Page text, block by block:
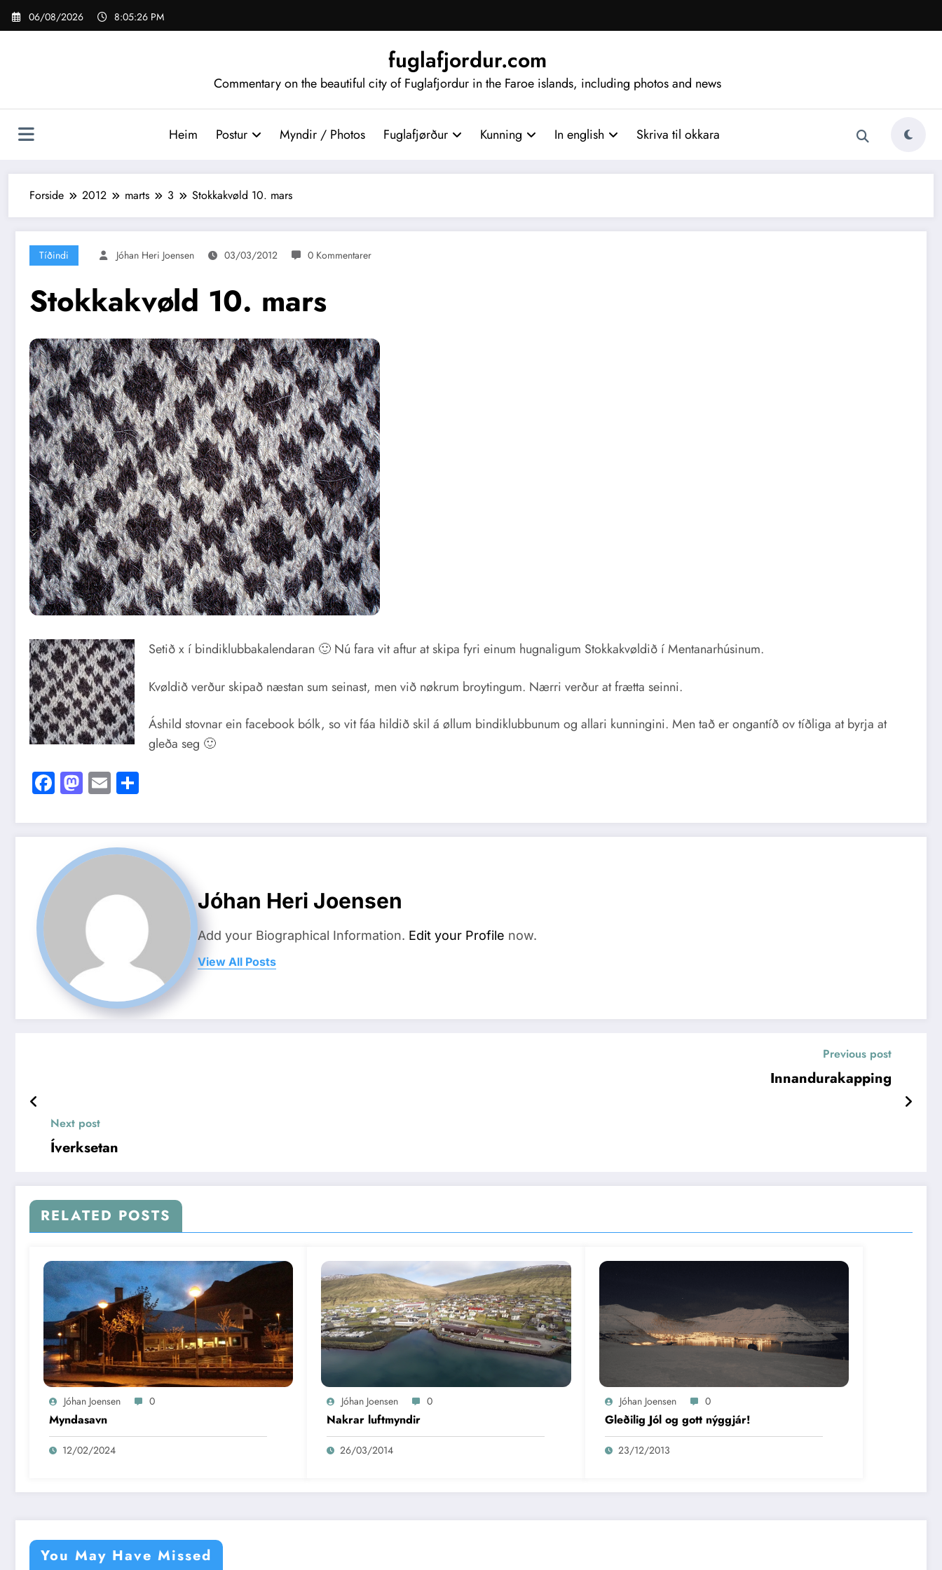
Videre
06/08/2026 8:05:26 PM
fuglafjordur.com
Commentary on the beautiful city of Fuglafjordur in the Faroe islands, including photos and news
Heim Postur Myndir / Photos Fuglafjørður Kunning In english Skriva til okkara
Forside 2012 marts 3 Stokkakvøld 10. mars
Tíðindi Jóhan Heri Joensen 03/03/2012 0 Kommentarer
Stokkakvøld 10. mars
Setið x í bindiklubbakalendaran 🙂 Nú fara vit aftur at skipa fyri einum hugnaligum Stokkakvøldið í Mentanarhúsinum.
Kvøldið verður skipað næstan sum seinast, men við nøkrum broytingum. Nærri verður at frætta seinni.
Áshild stovnar ein facebook bólk, so vit fáa hildið skil á øllum bindiklubbunum og allari kunningini. Men tað er ongantíð ov tíðliga at byrja at
gleða seg 🙂
Facebook
Mastodon
Email
Jóhan Heri Joensen
Add your Biographical Information. Edit your Profile now.
View All Posts
Previous post
Innandurakapping
Next post
Íverksetan
RELATED POSTS
Jóhan Joensen 0
Myndasavn
12/02/2024
Jóhan Joensen 0
Nakrar luftmyndir
26/03/2014
Jóhan Joensen 0
Gleðilig Jól og gott nýggjár!
23/12/2013
You May Have Missed